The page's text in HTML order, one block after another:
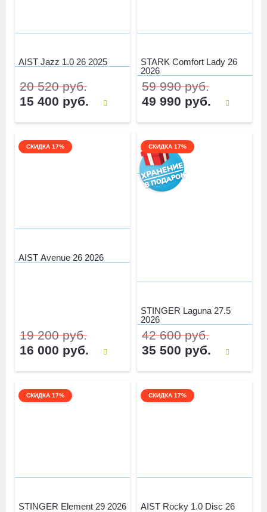
AIST Jazz 1.0 26 2025
20 520 руб.
15 400 руб.
STARK Comfort Lady 26
2026
59 990 руб.
49 990 руб.
СКИДКА 17%
AIST Avenue 26 2026
19 200 руб.
16 000 руб.
СКИДКА 17%
STINGER Laguna 27.5
2026
42 600 руб.
35 500 руб.
СКИДКА 17%
STINGER Element 29 2026
СКИДКА 17%
AIST Rocky 1.0 Disc 26